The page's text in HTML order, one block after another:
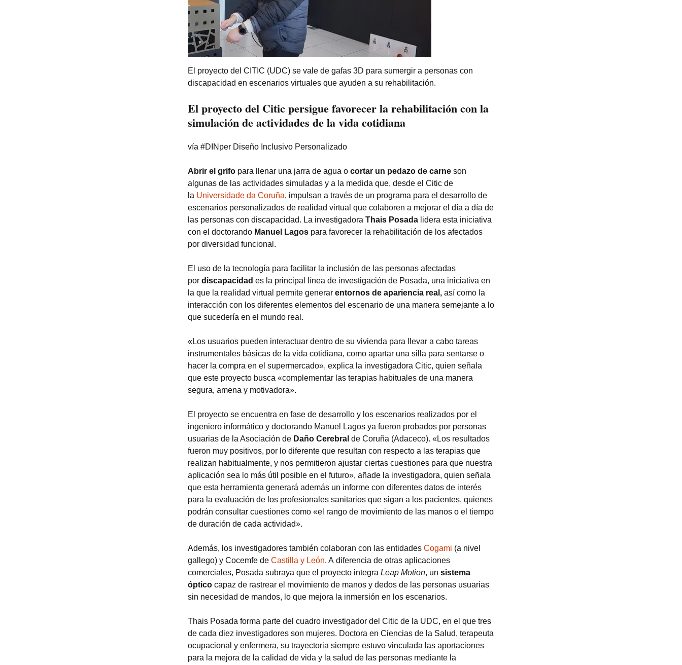
El proyecto del CITIC (UDC) se vale de gafas 3D para sumergir a personas con
discapacidad en escenarios virtuales que ayuden a su rehabilitación.
El proyecto del Citic persigue favorecer la rehabilitación con la
simulación de actividades de la vida cotidiana
vía #DINper Diseño Inclusivo Personalizado
Abrir el grifo para llenar una jarra de agua o cortar un pedazo de carne son
algunas de las actividades simuladas y a la medida que, desde el Citic de
la Universidade da Coruña, impulsan a través de un programa para el desarrollo de
escenarios personalizados de realidad virtual que colaboren a mejorar el día a día de
las personas con discapacidad. La investigadora Thais Posada lidera esta iniciativa
con el doctorando Manuel Lagos para favorecer la rehabilitación de los afectados
por diversidad funcional.
El uso de la tecnología para facilitar la inclusión de las personas afectadas
por discapacidad es la principal línea de investigación de Posada, una iniciativa en
la que la realidad virtual permite generar entornos de apariencia real, así como la
interacción con los diferentes elementos del escenario de una manera semejante a lo
que sucedería en el mundo real.
«Los usuarios pueden interactuar dentro de su vivienda para llevar a cabo tareas
instrumentales básicas de la vida cotidiana, como apartar una silla para sentarse o
hacer la compra en el supermercado», explica la investigadora Citic, quien señala
que este proyecto busca «complementar las terapias habituales de una manera
segura, amena y motivadora».
El proyecto se encuentra en fase de desarrollo y los escenarios realizados por el
ingeniero informático y doctorando Manuel Lagos ya fueron probados por personas
usuarias de la Asociación de Daño Cerebral de Coruña (Adaceco). «Los resultados
fueron muy positivos, por lo diferente que resultan con respecto a las terapias que
realizan habitualmente, y nos permitieron ajustar ciertas cuestiones para que nuestra
aplicación sea lo más útil posible en el futuro», añade la investigadora, quien señala
que esta herramienta generará además un informe con diferentes datos de interés
para la evaluación de los profesionales sanitarios que sigan a los pacientes, quienes
podrán consultar cuestiones como «el rango de movimiento de las manos o el tiempo
de duración de cada actividad».
Además, los investigadores también colaboran con las entidades Cogami (a nivel
gallego) y Cocemfe de Castilla y León. A diferencia de otras aplicaciones
comerciales, Posada subraya que el proyecto integra Leap Motion, un sistema
óptico capaz de rastrear el movimiento de manos y dedos de las personas usuarias
sin necesidad de mandos, lo que mejora la inmersión en los escenarios.
Thais Posada forma parte del cuadro investigador del Citic de la UDC, en el que tres
de cada diez investigadores son mujeres. Doctora en Ciencias de la Salud, terapeuta
ocupacional y enfermera, su trayectoria siempre estuvo vinculada las aportaciones
para la mejora de la calidad de vida y la salud de las personas mediante la